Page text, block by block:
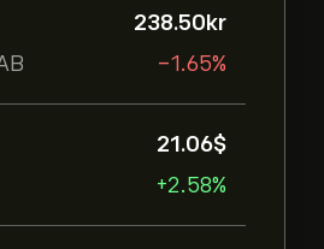
238.50‎kr‎
-1.65%
21.06‎$‎
+2.58%